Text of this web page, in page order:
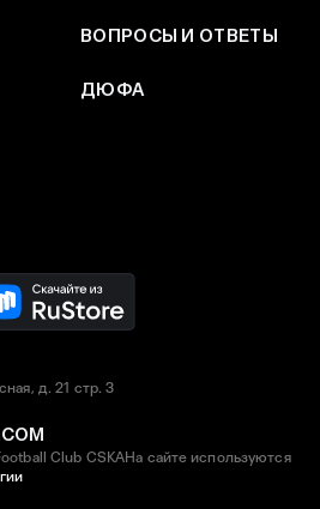
ВОПРОСЫ И ОТВЕТЫ
ДЮФА
Club CSKAНа сайте используются
д. 21 стр. 3